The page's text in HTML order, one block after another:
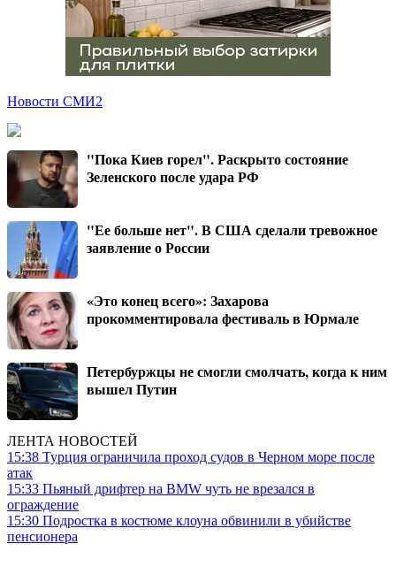
Новости СМИ2
"Пока Киев горел". Раскрыто состояние
Зеленского после удара РФ
"Ее больше нет". В США сделали тревожное
заявление о России
«Это конец всего»: Захарова
прокомментировала фестиваль в Юрмале
Петербуржцы не смогли смолчать, когда к ним
вышел Путин
ЛЕНТА НОВОСТЕЙ
15:38 Турция ограничила проход судов в Черном море после
атак
15:33 Пьяный дрифтер на BMW чуть не врезался в
ограждение
15:30 Подростка в костюме клоуна обвинили в убийстве
пенсионера